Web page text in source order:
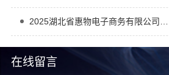
在线留言
2025湖北省惠物电子商务有限公司母婴平台优缺点测评